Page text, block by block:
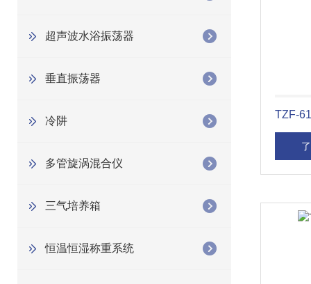
超声波水浴振荡器
垂直振荡器
冷阱
多管旋涡混合仪
三气培养箱
恒温恒湿称重系统
TZF-